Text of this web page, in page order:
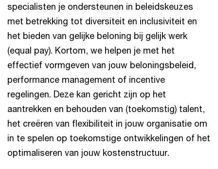
specialisten je ondersteunen in beleidskeuzes
met betrekking tot diversiteit en inclusiviteit en
het bieden van gelijke beloning bij gelijk werk
(equal pay). Kortom, we helpen je met het
effectief vormgeven van jouw beloningsbeleid,
performance management of incentive
regelingen. Deze kan gericht zijn op het
aantrekken en behouden van (toekomstig) talent,
het creëren van flexibiliteit in jouw organisatie om
in te spelen op toekomstige ontwikkelingen of het
optimaliseren van jouw kostenstructuur.